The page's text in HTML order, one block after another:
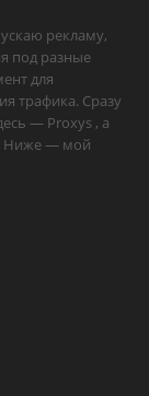
рекламу,
под разные
для
трафика. Сразу
— Proxys , а
. Ниже — мой